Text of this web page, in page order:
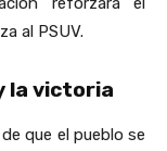
al PSUV.
la victoria
que el pueblo se